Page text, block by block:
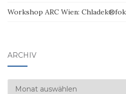
Workshop ARC Wien:
ARCHIV
Archiv